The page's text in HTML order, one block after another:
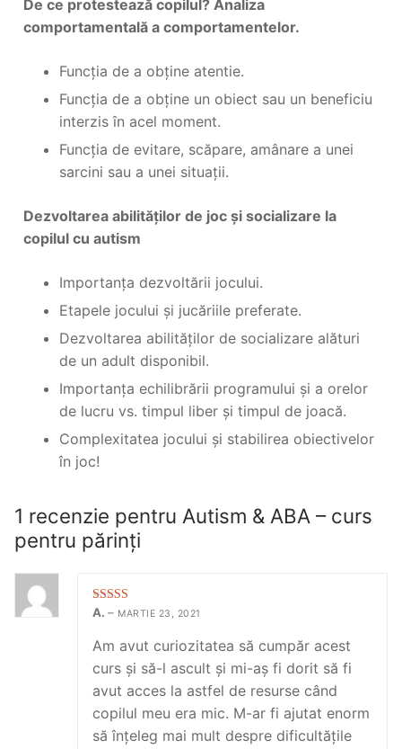
De ce protestează copilul? Analiza
comportamentală a comportamentelor.
Funcția de a obține atentie.
Funcția de a obține un obiect sau un beneficiu
interzis în acel moment.
Funcția de evitare, scăpare, amânare a unei
sarcini sau a unei situații.
Dezvoltarea abilităților de joc și socializare la
copilul cu autism
Importanța dezvoltării jocului.
Etapele jocului și jucăriile preferate.
Dezvoltarea abilităților de socializare alături
de un adult disponibil.
Importanța echilibrării programului și a orelor
de lucru vs. timpul liber și timpul de joacă.
Complexitatea jocului și stabilirea obiectivelor
în joc!
1 recenzie pentru Autism & ABA – curs
pentru părinți
Evaluat la5
A. – MARTIE 23, 2021
Am avut curiozitatea să cumpăr acest
curs și să-l ascult și mi-aș fi dorit să fi
avut acces la astfel de resurse când
copilul meu era mic. M-ar fi ajutat enorm
să înțeleg mai mult despre dificultățile